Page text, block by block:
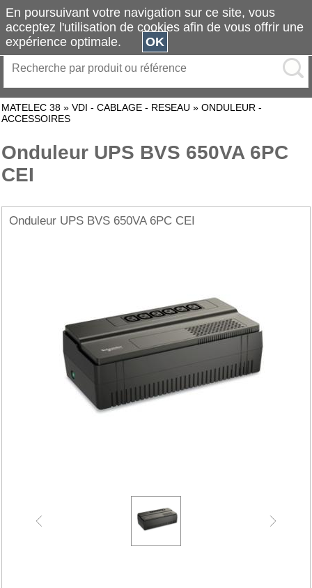
MATELEC 38 » VDI - CABLAGE - RESEAU » ONDULEUR -
ACCESSOIRES
Onduleur UPS BVS 650VA 6PC
CEI
Onduleur UPS BVS 650VA 6PC CEI
En poursuivant votre navigation sur ce site, vous
acceptez l'utilisation de cookies afin de vous offrir une
expérience optimale.
OK